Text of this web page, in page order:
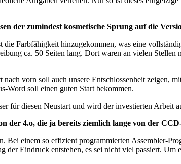
der zumindest kosmetische Sprung auf die
Farbfähigkeit hinzugekommen, was eine
ca. 50 Seiten lang. Dort waren an vielen
vorn soll auch unsere Entschlossenheit zeigen,
Word soll einen guten Start bekommen.
für diesen Neustart und wird der investierten Arbeit
der 4.o, die ja bereits ziemlich lange von der
Bei einem so effizient programmierten Assembler-
Eindruck entstehen, es sei nicht viel passiert.